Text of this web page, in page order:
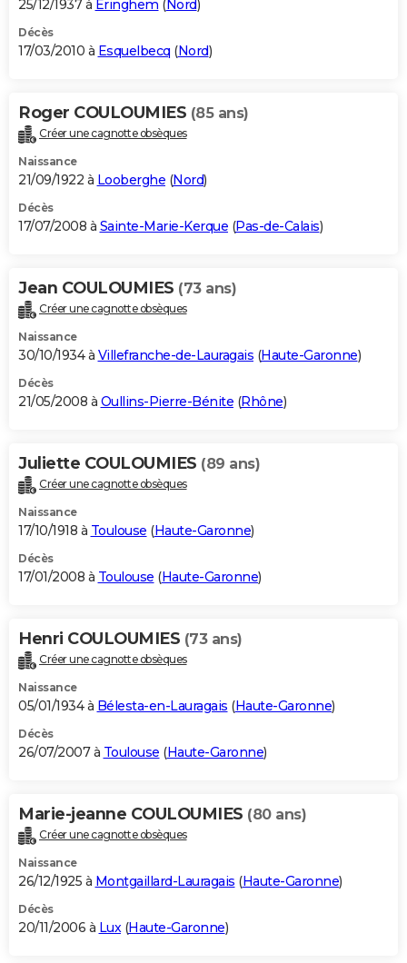
25/12/1937 à Eringhem ( Nord)
Décès
17/03/2010 à Esquelbecq (Nord)
Roger COULOUMIES (85 ans)
Créer une cagnotte obsèques
Naissance
21/09/1922 à Looberghe (Nord)
Décès
17/07/2008 à Sainte-Marie-Kerque (Pas-de-Calais)
Jean COULOUMIES (73 ans)
Créer une cagnotte obsèques
Naissance
30/10/1934 à Villefranche-de-Lauragais (Haute-Garonne)
Décès
21/05/2008 à Oullins-Pierre-Bénite (Rhône)
Juliette COULOUMIES (89 ans)
Créer une cagnotte obsèques
Naissance
17/10/1918 à Toulouse (Haute-Garonne)
Décès
17/01/2008 à Toulouse (Haute-Garonne)
Henri COULOUMIES (73 ans)
Créer une cagnotte obsèques
Naissance
05/01/1934 à Bélesta-en-Lauragais (Haute-Garonne)
Décès
26/07/2007 à Toulouse (Haute-Garonne)
Marie-jeanne COULOUMIES (80 ans)
Créer une cagnotte obsèques
Naissance
26/12/1925 à Montgaillard-Lauragais (Haute-Garonne)
Décès
20/11/2006 à Lux (Haute-Garonne)